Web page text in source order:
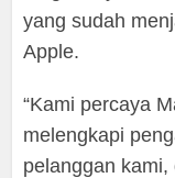
yang sudah
Apple.
“Kami percaya
melengkapi
pelanggan